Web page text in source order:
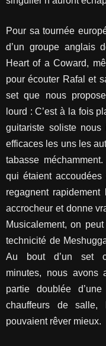
Pour sa tournée
d’un groupe anglais
Heart of a Coward,
pour écouter Rafal et
set que nous
lourd : C’est à la fois
guitariste soliste
efficaces les uns les
tabasse
qui étaient
regagnent
accrocheur et donne
Musicalement, on
technicité de
Au bout d’un set
minutes, nous avons
partie doublée
chauffeurs de salle,
pouvaient rêver mieux.